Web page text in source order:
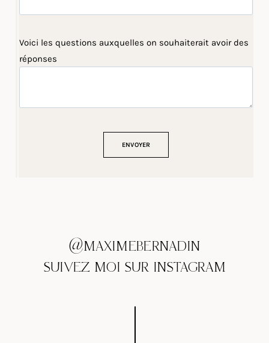
Voici les questions auxquelles on souhaiterait avoir des
réponses
@MAXIMEBERNADIN
SUIVEZ MOI SUR INSTAGRAM